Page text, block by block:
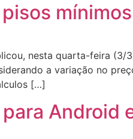
nesta quarta-feira
a variação no
[…]
Android